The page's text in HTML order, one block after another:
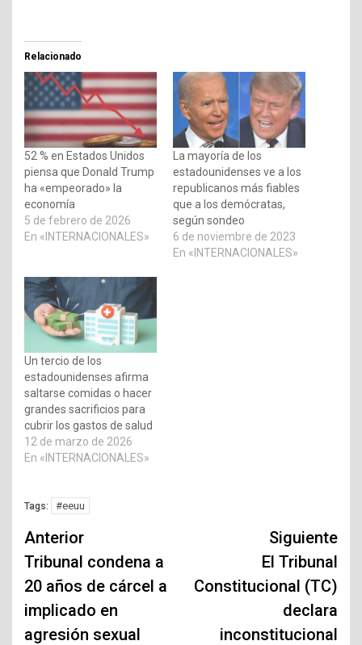
Relacionado
52 % en Estados Unidos
piensa que Donald Trump
ha «empeorado» la
economía
5 de febrero de 2026
En «INTERNACIONALES»
La mayoría de los
estadounidenses ve a los
republicanos más fiables
que a los demócratas,
según sondeo
6 de noviembre de 2023
En «INTERNACIONALES»
Un tercio de los
estadounidenses afirma
saltarse comidas o hacer
grandes sacrificios para
cubrir los gastos de salud
12 de marzo de 2026
En «INTERNACIONALES»
Tags: #eeuu
Navegación
de
entradas
Anterior
Tribunal condena a
20 años de cárcel a
implicado en
agresión sexual
Siguiente
El Tribunal
Constitucional (TC)
declara
inconstitucional